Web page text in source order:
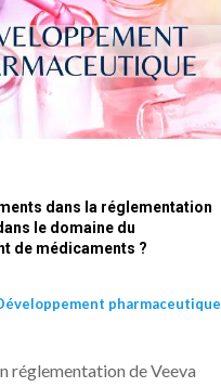
dans la réglementation
le domaine du
de médicaments ?
pharmaceutique
réglementation de Veeva